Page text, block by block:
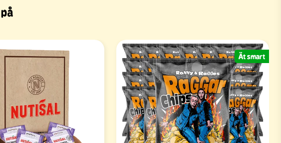
Ät smart